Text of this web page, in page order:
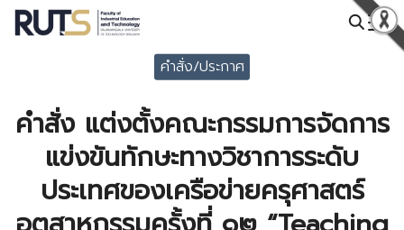
Skip
คำสั่ง/ประกาศ
คำสั่ง แต่งตั้งคณะกรรมการจัดการ
แข่งขันทักษะทางวิชาการระดับ
ประเทศของเครือข่ายครุศาสตร์